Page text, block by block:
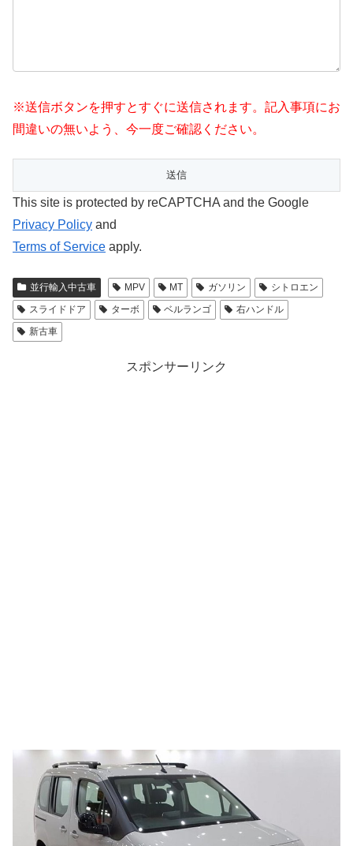
※送信ボタンを押すとすぐに送信されます。記入事項にお
間違いの無いよう、今一度ご確認ください。
This site is protected by reCAPTCHA and the Google
Privacy Policy and
Terms of Service apply.
並行輸入中古車 MPV MT ガソリン
シトロエン
スライドドア
ターボ ベルランゴ
右ハンドル
新古車
スポンサーリンク